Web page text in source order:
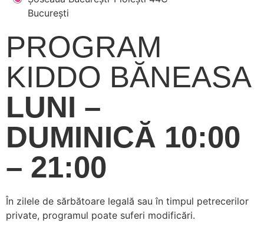
București
PROGRAM
KIDDO BĂNEASA
LUNI –
DUMINICĂ 10:00
– 21:00
În zilele de sărbătoare legală sau în timpul petrecerilor
private, programul poate suferi modificări.